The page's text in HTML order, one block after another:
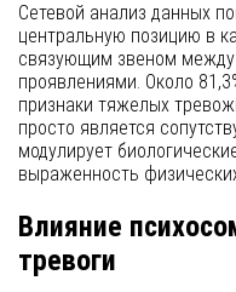
Сетевой анализ данных
центральную позицию в
связующим звеном
проявлениями. Около
признаки тяжелых
просто является
модулирует
выраженность
Влияние
тревоги